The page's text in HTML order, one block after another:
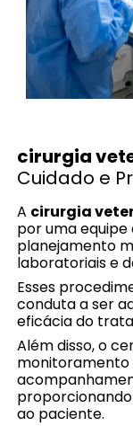
cirurgia
Cuidado e
A cirurgia
por uma
planejamento
laboratoriais e
Esses
conduta a ser
eficácia do
Além disso, o
monitoramento
ao paciente.